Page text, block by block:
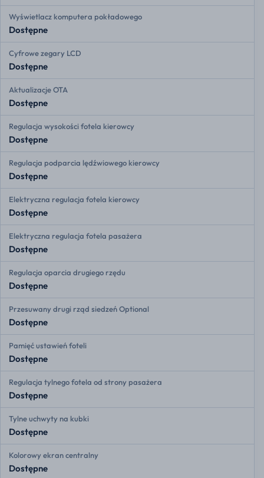
Wyświetlacz komputera pokładowego
Dostępne
Cyfrowe zegary LCD
Dostępne
Aktualizacje OTA
Dostępne
Regulacja wysokości fotela kierowcy
Dostępne
Regulacja podparcia lędźwiowego kierowcy
Dostępne
Elektryczna regulacja fotela kierowcy
Dostępne
Elektryczna regulacja fotela pasażera
Dostępne
Regulacja oparcia drugiego rzędu
Dostępne
Przesuwany drugi rząd siedzeń Optional
Dostępne
Pamięć ustawień foteli
Dostępne
Regulacja tylnego fotela od strony pasażera
Dostępne
Tylne uchwyty na kubki
Dostępne
Kolorowy ekran centralny
Dostępne